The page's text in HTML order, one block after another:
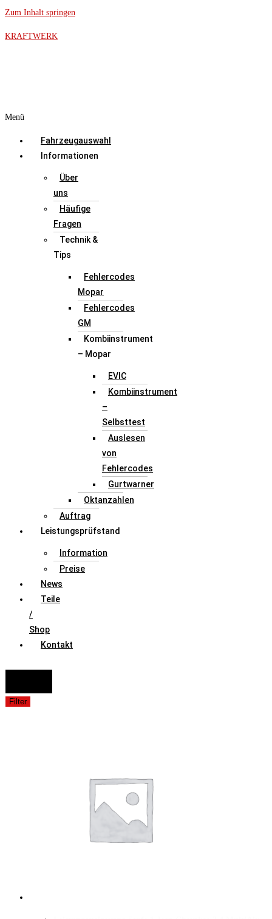
Zum Inhalt springen
KRAFTWERK
Menü
Fahrzeugauswahl
Informationen
Über
uns
Häufige
Fragen
Technik &
Tips
Fehlercodes
Mopar
Fehlercodes
GM
Kombiinstrument
– Mopar
EVIC
Kombiinstrument
–
Selbsttest
Auslesen
von
Fehlercodes
Gurtwarner
Oktanzahlen
Auftrag
Leistungsprüfstand
Information
Preise
News
Teile
/
Shop
Kontakt
Filter